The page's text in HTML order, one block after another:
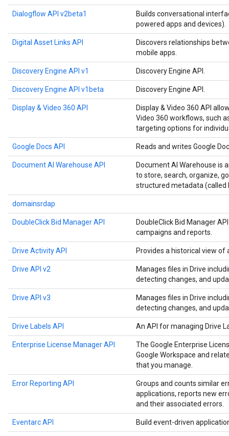
Dialogflow API v2beta1
Builds conversational
powered apps and devices).
Digital Asset Links API
Discovers relationships
mobile apps.
Discovery Engine API v1 Discovery Engine API.
Discovery Engine API v1beta Discovery Engine API.
Display & Video 360 API
Display & Video 360 API
Video 360 workflows, such
targeting options for
Google Docs API Reads and writes Google
Document AI Warehouse API
Document AI Warehouse is
to store, search, organize,
structured metadata (called
domainsrdap
DoubleClick Bid Manager API
DoubleClick Bid Manager
campaigns and reports.
Drive Activity API Provides a historical view of
Drive API v2
Manages files in Drive
detecting changes, and
Drive API v3
Manages files in Drive
detecting changes, and
Drive Labels API An API for managing Drive
Enterprise License Manager API
The Google Enterprise
Google Workspace and
that you manage.
Error Reporting API
Groups and counts similar
applications, reports new
and their associated errors.
Eventarc API Build event-driven